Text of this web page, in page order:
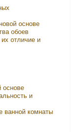
основе
обоев
отличие и
основе
и
ванной комнаты